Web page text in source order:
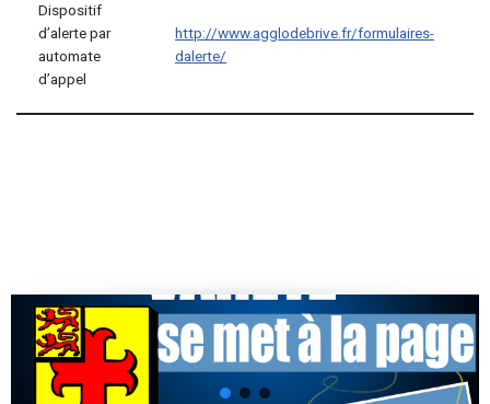
Dispositif
d’alerte par
automate
d’appel
http://www.agglodebrive.fr/formulaires-
dalerte/